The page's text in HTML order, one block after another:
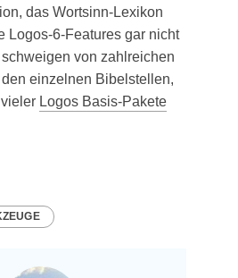
das Wort­sinn-Lexi­kon
Logos-6-Fea­tures gar nicht
von zahl­rei­chen
ein­zel­nen Bibel­stel­len,
Logos Basis-Pake­te